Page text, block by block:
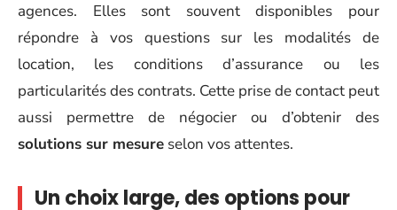
agences. Elles sont souvent disponibles pour
répondre à vos questions sur les modalités de
location, les conditions d’assurance ou les
particularités des contrats. Cette prise de contact peut
aussi permettre de négocier ou d’obtenir des
solutions sur mesure selon vos attentes.
Un choix large, des options pour